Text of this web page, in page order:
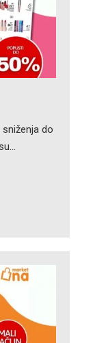
do